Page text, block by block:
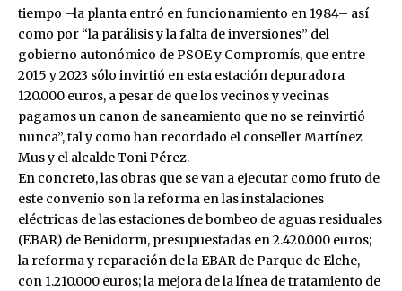
tiempo –la planta entró en funcionamiento en 1984– así
como por “la parálisis y la falta de inversiones” del
gobierno autonómico de PSOE y Compromís, que entre
2015 y 2023 sólo invirtió en esta estación depuradora
120.000 euros, a pesar de que los vecinos y vecinas
pagamos un canon de saneamiento que no se reinvirtió
nunca”, tal y como han recordado el conseller Martínez
Mus y el alcalde Toni Pérez.
En concreto, las obras que se van a ejecutar como fruto de
este convenio son la reforma en las instalaciones
eléctricas de las estaciones de bombeo de aguas residuales
(EBAR) de Benidorm, presupuestadas en 2.420.000 euros;
la reforma y reparación de la EBAR de Parque de Elche,
con 1.210.000 euros; la mejora de la línea de tratamiento de